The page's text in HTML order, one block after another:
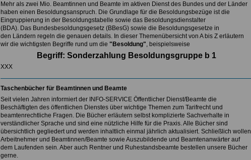
Mehr als zwei Mio. Beamtinnen und Beamte im aktiven Dienst des Bundes und der Länder
haben einen Besoldungsanspruch. Die Grundlage für die Besoldungsbezüge ist die
Eingruppierung in der Besoldungstabelle sowie das Besoldungsdienstalter
(BDA). Das Bundesbesoldungsgesetz (BBesG) sowie die Besoldungsgesetze in
den Ländern regeln die genauen details. In dieser Themenübersicht von A bis Z erläutern
wir die wichtigsten Begriffe rund um die "Besoldung", beispielsweise
Begriff: Sonderzahlung Besoldungsgruppe b 1
XXX
Taschenbücher für Beamtinnen und Beamte
Seit vielen Jahren informiert der INFO-SERVICE Öffentlicher Dienst/Beamte die
Beschäftigten des öffentlichen Dienstes über wichtige Themen zum Tarifrecht und
beamtenrechtliche Fragen. Die Bücher erläutern selbst komplizierte Sachverhalte in
verständlicher Sprache und sind eine nützliche Hilfe für die Praxis. Alle Bücher sind
übersichtlich gegliedert und werden inhaltlich einmal jährlich aktualisiert. Schließlich wollen
Arbeitnehmer und Beamtinnen/Beamte sowie Auszubildende und Beamtenanwärter auf
dem Laufenden sein. Aber auch Rentner und Ruhestandsbeamte bestellen unsere Bücher
gerne.